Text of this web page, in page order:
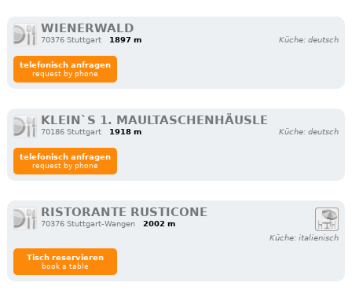
WIENERWALD
70376 Stuttgart 1897 m Küche: deutsch
telefonisch anfragen
request by phone
KLEIN`S 1. MAULTASCHENHÄUSLE
70186 Stuttgart 1918 m Küche: deutsch
telefonisch anfragen
request by phone
RISTORANTE RUSTICONE
70376 Stuttgart-Wangen
2002 m
Küche: italienisch
Tisch reservieren
book a table